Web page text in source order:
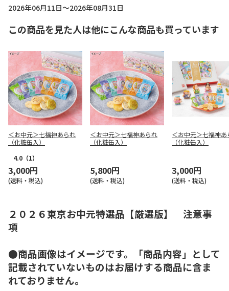
2026年06月11日～2026年08月31日
この商品を見た人は他にこんな商品も買っています
＜お中元＞七福神あられ
（化粧缶入）
4.0 （1）
3,000円
(送料・税込)
＜お中元＞七福神あられ
（化粧缶入）
5,800円
(送料・税込)
＜お中元＞七福神あ
（化粧缶入）
3,000円
(送料・税込)
２０２６東京お中元特選品【厳選版】 注意事
項
●商品画像はイメージです。「商品内容」として
記載されていないものはお届けする商品に含ま
れておりません。